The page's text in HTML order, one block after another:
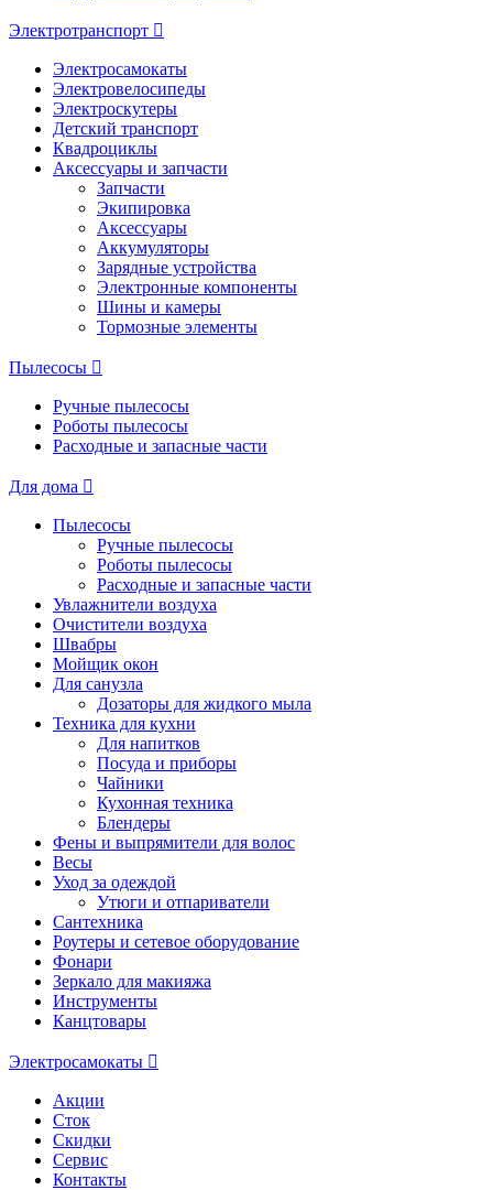
Электротранспорт
Электросамокаты
Электровелосипеды
Электроскутеры
Детский транспорт
Квадроциклы
Аксессуары и запчасти
Запчасти
Экипировка
Аксессуары
Аккумуляторы
Зарядные устройства
Электронные компоненты
Шины и камеры
Тормозные элементы
Пылесосы
Ручные пылесосы
Роботы пылесосы
Расходные и запасные части
Для дома
Пылесосы
Ручные пылесосы
Роботы пылесосы
Расходные и запасные части
Увлажнители воздуха
Очистители воздуха
Швабры
Мойщик окон
Для санузла
Дозаторы для жидкого мыла
Техника для кухни
Для напитков
Посуда и приборы
Чайники
Кухонная техника
Блендеры
Фены и выпрямители для волос
Весы
Уход за одеждой
Утюги и отпариватели
Сантехника
Роутеры и сетевое оборудование
Фонари
Зеркало для макияжа
Инструменты
Канцтовары
Электросамокаты
Акции
Сток
Скидки
Сервис
Контакты